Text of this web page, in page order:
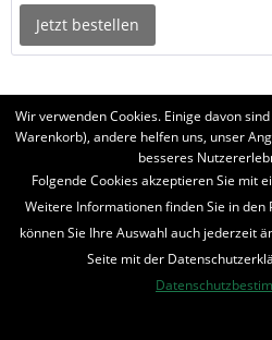
Jetzt bestellen
BELIEBTE SERIEN
UNSER SHOP
Wir verwenden Cookies. Einige davon
Warenkorb), andere helfen uns, unser
besseres
Folgende Cookies akzeptieren Sie mit
Weitere Informationen finden Sie in
können Sie Ihre Auswahl auch jederzeit
Seite mit der